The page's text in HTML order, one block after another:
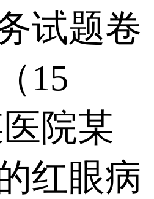
试题卷
15
院某
红眼病